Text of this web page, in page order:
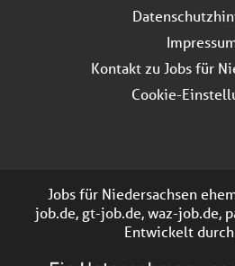
Kontakt zu Jobs für
Cookie-
Jobs für Niedersachsen
job.de, gt-job.de, waz-job.de,
Entwickelt durch